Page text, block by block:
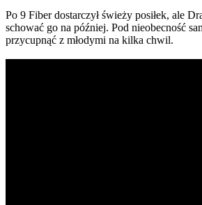
Po 9 Fiber dostarczył świeży posiłek, ale
schować go na później. Pod nieobecność
przycupnąć z młodymi na kilka chwil.